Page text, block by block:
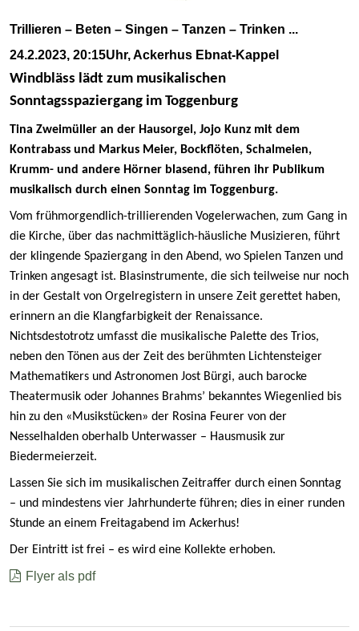
Trillieren – Beten – Singen – Tanzen – Trinken ...
24.2.2023, 20:15Uhr, Ackerhus Ebnat-Kappel
Windbläss lädt zum musikalischen
Sonntagsspaziergang im Toggenburg
Tina Zweimüller an der Hausorgel, Jojo Kunz mit dem
Kontrabass und Markus Meier, Bockflöten, Schalmeien,
Krumm- und andere Hörner blasend, führen ihr Publikum
musikalisch durch einen Sonntag im Toggenburg.
Vom frühmorgendlich-trillierenden Vogelerwachen, zum Gang in
die Kirche, über das nachmittäglich-häusliche Musizieren, führt
der klingende Spaziergang in den Abend, wo Spielen Tanzen und
Trinken angesagt ist. Blasinstrumente, die sich teilweise nur noch
in der Gestalt von Orgelregistern in unsere Zeit gerettet haben,
erinnern an die Klangfarbigkeit der Renaissance.
Nichtsdestotrotz umfasst die musikalische Palette des Trios,
neben den Tönen aus der Zeit des berühmten Lichtensteiger
Mathematikers und Astronomen Jost Bürgi, auch barocke
Theatermusik oder Johannes Brahms’ bekanntes Wiegenlied bis
hin zu den «Musikstücken» der Rosina Feurer von der
Nesselhalden oberhalb Unterwasser – Hausmusik zur
Biedermeierzeit.
Lassen Sie sich im musikalischen Zeitraffer durch einen Sonntag
– und mindestens vier Jahrhunderte führen; dies in einer runden
Stunde an einem Freitagabend im Ackerhus!
Der Eintritt ist frei – es wird eine Kollekte erhoben.
Flyer als pdf